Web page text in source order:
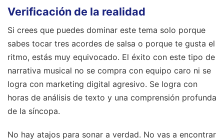
Verificación de la realidad
Si crees que puedes dominar este tema solo porque
sabes tocar tres acordes de salsa o porque te gusta el
ritmo, estás muy equivocado. El éxito con este tipo de
narrativa musical no se compra con equipo caro ni se
logra con marketing digital agresivo. Se logra con
horas de análisis de texto y una comprensión profunda
de la síncopa.
No hay atajos para sonar a verdad. No vas a encontrar